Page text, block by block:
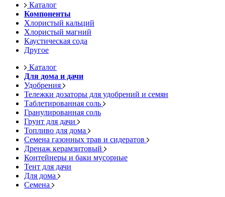
Каталог
Компоненты
Хлористый кальций
Хлористый магний
Каустическая сода
Другое
Каталог
Для дома и дачи
Удобрения
Тележки дозаторы для удобрений и семян
Таблетированная соль
Гранулированная соль
Грунт для дачи
Топливо для дома
Семена газонных трав и сидератов
Дренаж керамзитовый
Контейнеры и баки мусорные
Тент для дачи
Для дома
Семена